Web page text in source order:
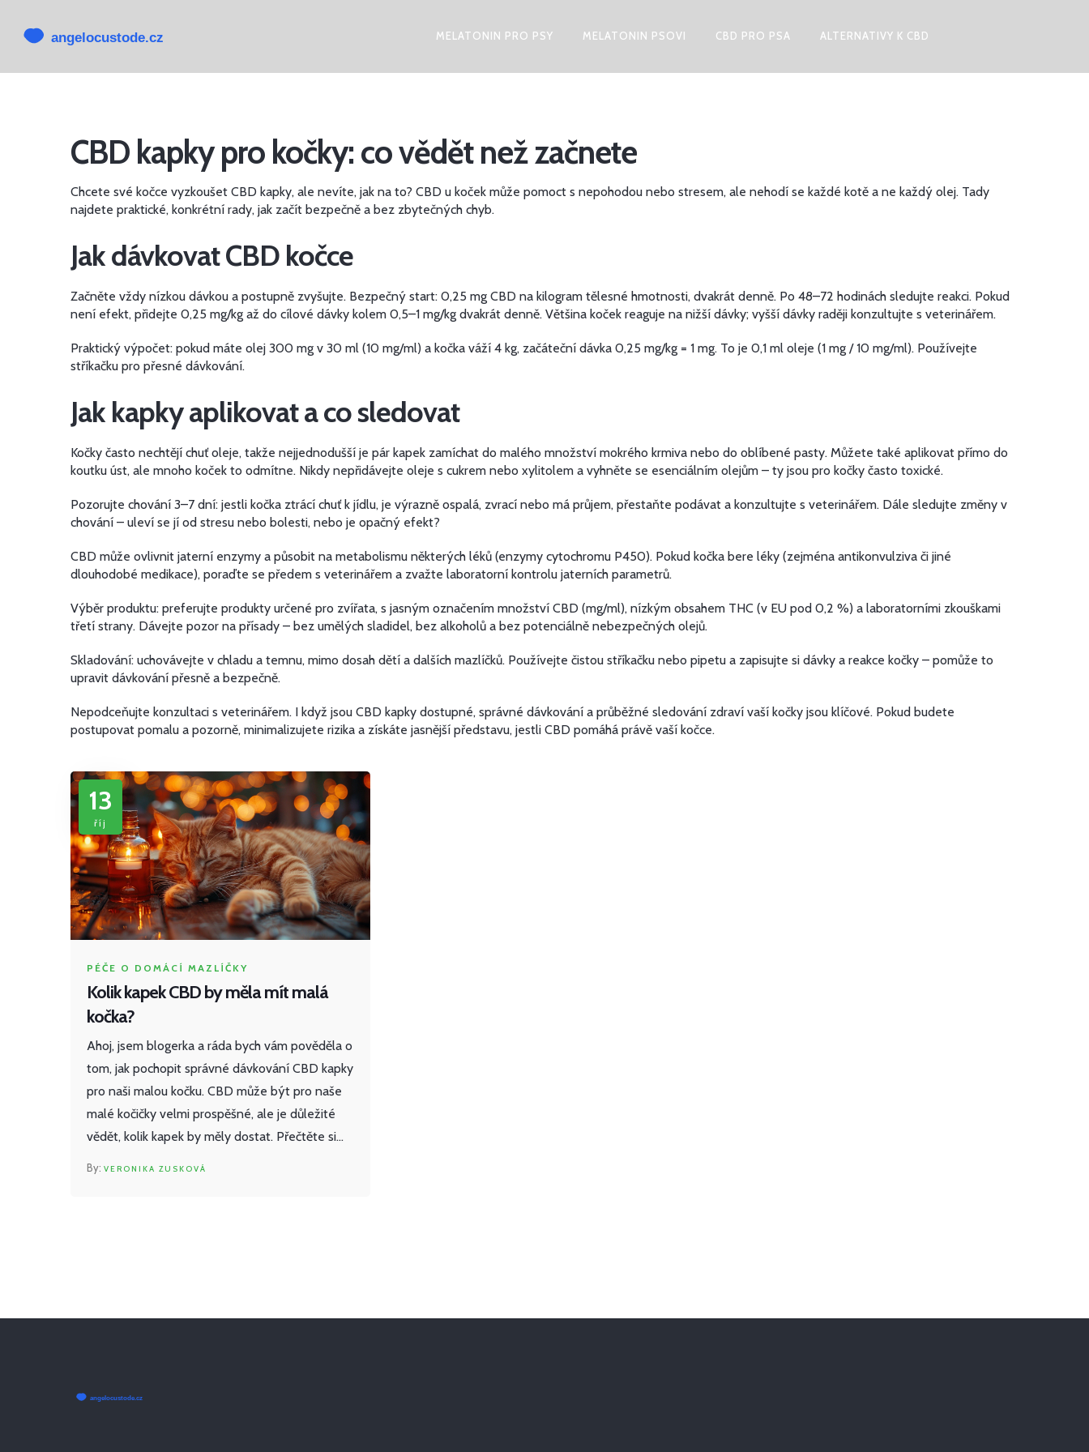
MELATONIN PRO PSY MELATONIN PSOVI CBD PRO PSA ALTERNATIVY K CBD
CBD kapky pro kočky: co vědět než začnete
Chcete své kočce vyzkoušet CBD kapky, ale nevíte, jak na to? CBD u koček může pomoct s nepohodou nebo stresem, ale nehodí se každé kotě a ne každý olej. Tady
najdete praktické, konkrétní rady, jak začít bezpečně a bez zbytečných chyb.
Jak dávkovat CBD kočce
Začněte vždy nízkou dávkou a postupně zvyšujte. Bezpečný start: 0,25 mg CBD na kilogram tělesné hmotnosti, dvakrát denně. Po 48–72 hodinách sledujte reakci. Pokud
není efekt, přidejte 0,25 mg/kg až do cílové dávky kolem 0,5–1 mg/kg dvakrát denně. Většina koček reaguje na nižší dávky; vyšší dávky raději konzultujte s veterinářem.
Praktický výpočet: pokud máte olej 300 mg v 30 ml (10 mg/ml) a kočka váží 4 kg, začáteční dávka 0,25 mg/kg = 1 mg. To je 0,1 ml oleje (1 mg / 10 mg/ml). Používejte
stříkačku pro přesné dávkování.
Jak kapky aplikovat a co sledovat
Kočky často nechtějí chuť oleje, takže nejjednodušší je pár kapek zamíchat do malého množství mokrého krmiva nebo do oblíbené pasty. Můžete také aplikovat přímo do
koutku úst, ale mnoho koček to odmítne. Nikdy nepřidávejte oleje s cukrem nebo xylitolem a vyhněte se esenciálním olejům – ty jsou pro kočky často toxické.
Pozorujte chování 3–7 dní: jestli kočka ztrácí chuť k jídlu, je výrazně ospalá, zvrací nebo má průjem, přestaňte podávat a konzultujte s veterinářem. Dále sledujte změny v
chování – uleví se jí od stresu nebo bolesti, nebo je opačný efekt?
CBD může ovlivnit jaterní enzymy a působit na metabolismu některých léků (enzymy cytochromu P450). Pokud kočka bere léky (zejména antikonvulziva či jiné
dlouhodobé medikace), poraďte se předem s veterinářem a zvažte laboratorní kontrolu jaterních parametrů.
Výběr produktu: preferujte produkty určené pro zvířata, s jasným označením množství CBD (mg/ml), nízkým obsahem THC (v EU pod 0,2 %) a laboratorními zkouškami
třetí strany. Dávejte pozor na přísady – bez umělých sladidel, bez alkoholů a bez potenciálně nebezpečných olejů.
Skladování: uchovávejte v chladu a temnu, mimo dosah dětí a dalších mazlíčků. Používejte čistou stříkačku nebo pipetu a zapisujte si dávky a reakce kočky – pomůže to
upravit dávkování přesně a bezpečně.
Nepodceňujte konzultaci s veterinářem. I když jsou CBD kapky dostupné, správné dávkování a průběžné sledování zdraví vaší kočky jsou klíčové. Pokud budete
postupovat pomalu a pozorně, minimalizujete rizika a získáte jasnější představu, jestli CBD pomáhá právě vaší kočce.
13
říj
PÉČE O DOMÁCÍ MAZLÍČKY
Kolik kapek CBD by měla mít malá
kočka?
Ahoj, jsem blogerka a ráda bych vám pověděla o
tom, jak pochopit správné dávkování CBD kapky
pro naši malou kočku. CBD může být pro naše
malé kočičky velmi prospěšné, ale je důležité
vědět, kolik kapek by měly dostat. Přečtěte si
VERONIKA ZUSKOVÁ